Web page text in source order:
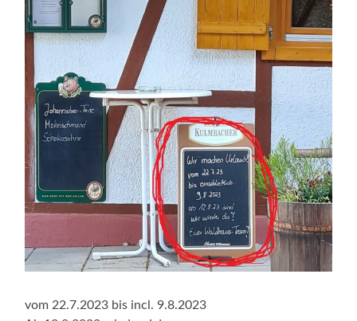
vom 22.7.2023 bis incl. 9.8.2023